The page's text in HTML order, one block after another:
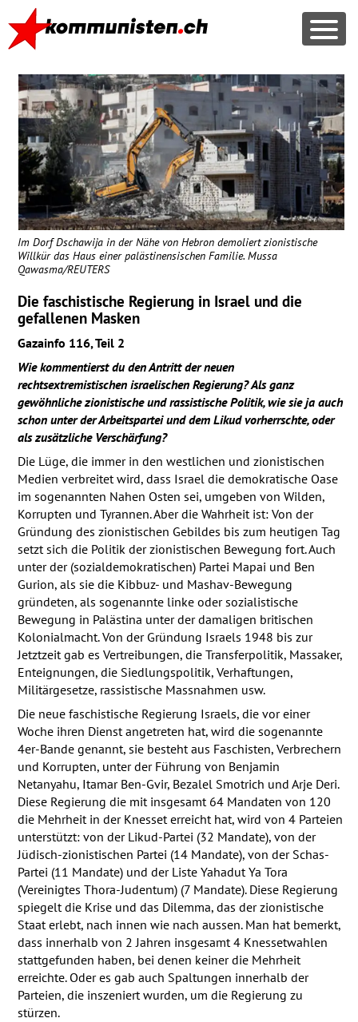
Im Dorf Dschawija in der Nähe von Hebron demoliert zionistische
Willkür das Haus einer palästinensischen Familie. Mussa
Qawasma/REUTERS
Die faschistische Regierung in Israel und die
gefallenen Masken
Gazainfo 116, Teil 2
Wie kommentierst du den Antritt der neuen
rechtsextremistischen israelischen Regierung? Als ganz
gewöhnliche zionistische und rassistische Politik, wie sie ja auch
schon unter der Arbeitspartei und dem Likud vorherrschte, oder
als zusätzliche Verschärfung?
Die Lüge, die immer in den westlichen und zionistischen
Medien verbreitet wird, dass Israel die demokratische Oase
im sogenannten Nahen Osten sei, umgeben von Wilden,
Korrupten und Tyrannen. Aber die Wahrheit ist: Von der
Gründung des zionistischen Gebildes bis zum heutigen Tag
setzt sich die Politik der zionistischen Bewegung fort. Auch
unter der (sozialdemokratischen) Partei Mapai und Ben
Gurion, als sie die Kibbuz- und Mashav-Bewegung
gründeten, als sogenannte linke oder sozialistische
Bewegung in Palästina unter der damaligen britischen
Kolonialmacht. Von der Gründung Israels 1948 bis zur
Jetztzeit gab es Vertreibungen, die Transferpolitik, Massaker,
Enteignungen, die Siedlungspolitik, Verhaftungen,
Militärgesetze, rassistische Massnahmen usw.
Die neue faschistische Regierung Israels, die vor einer
Woche ihren Dienst angetreten hat, wird die sogenannte
4er-Bande genannt, sie besteht aus Faschisten, Verbrechern
und Korrupten, unter der Führung von Benjamin
Netanyahu, Itamar Ben-Gvir, Bezalel Smotrich und Arje Deri.
Diese Regierung die mit insgesamt 64 Mandaten von 120
die Mehrheit in der Knesset erreicht hat, wird von 4 Parteien
unterstützt: von der Likud-Partei (32 Mandate), von der
Jüdisch-zionistischen Partei (14 Mandate), von der Schas-
Partei (11 Mandate) und der Liste Yahadut Ya Tora
(Vereinigtes Thora-Judentum) (7 Mandate). Diese Regierung
spiegelt die Krise und das Dilemma, das der zionistische
Staat erlebt, nach innen wie nach aussen. Man hat bemerkt,
dass innerhalb von 2 Jahren insgesamt 4 Knessetwahlen
stattgefunden haben, bei denen keiner die Mehrheit
erreichte. Oder es gab auch Spaltungen innerhalb der
Parteien, die inszeniert wurden, um die Regierung zu
stürzen.